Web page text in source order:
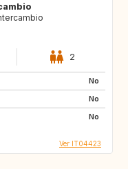
2
No
No
No
Ver IT04423